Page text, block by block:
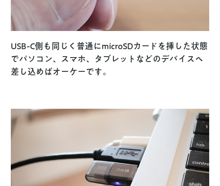
USB-C側も同じく普通にmicroSDカードを挿した状態
でパソコン、スマホ、タブレットなどのデバイスへ
差し込めばオーケーです。